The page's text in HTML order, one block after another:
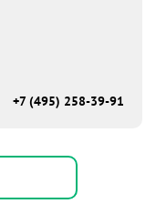
+7 (495) 258-39-91